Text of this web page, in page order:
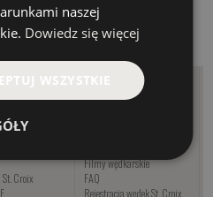
Croix
Informacje
Kalendarz brań
Filmy wędkarskie
FAQ
Rejestracja wędek St. Croix
naszej
Dowiedz się więcej
WSZYSTKIE